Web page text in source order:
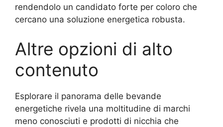
rendendolo un candidato forte per coloro che
cercano una soluzione energetica robusta.
Altre opzioni di alto
contenuto
Esplorare il panorama delle bevande
energetiche rivela una moltitudine di marchi
meno conosciuti e prodotti di nicchia che